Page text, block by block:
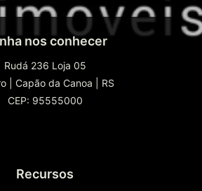
nos conhecer
Rudá 236 Loja 05
Capão da Canoa
RS
CEP: 95555000
Recursos